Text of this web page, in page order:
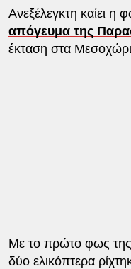
Ανεξέλεγκτη καίει η
απόγευμα της
έκταση στα
Με το πρώτο φως της
δύο ελικόπτερα